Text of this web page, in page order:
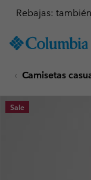
TO
SKIP
MAIN
NAV
Rebajas:
Camisetas
Sale